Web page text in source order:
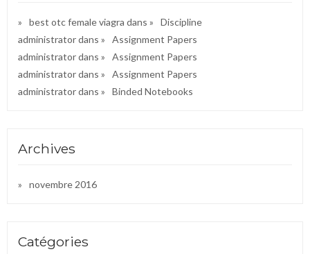
best otc female viagra dans
Discipline
administratordans
Assignment Papers
administratordans
Assignment Papers
administratordans
Assignment Papers
administratordans Binded Notebooks
Archives
novembre 2016
Catégories